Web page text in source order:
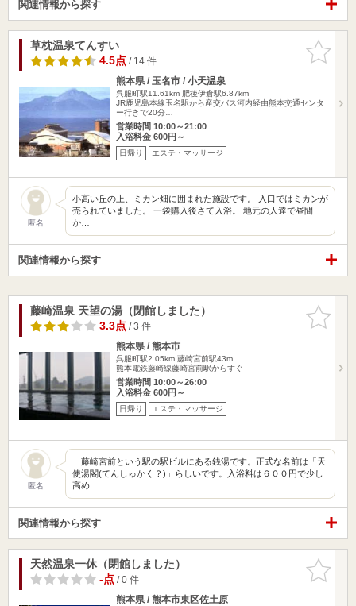
関連情報から探す
お気に入
りに追加
草枕温泉てんすい
4.5点/ 14 件
熊本県 / 玉名市 / 小天温泉
呉服町駅11.61km 肥後伊倉駅6.87km
JR鹿児島本線玉名駅から産交バス河内経由熊本交通センタ
ー行きで20分…
営業時間 10:00～21:00
入浴料金 600円～
日帰り エステ・マッサージ
匿名
小高い丘の上、ミカン畑に囲まれた施設です。 入口ではミカンが
売られていました。 一袋購入後さて入浴。 地元の人達で昼間
か…
関連情報から探す
お気に入
りに追加
藤崎温泉 天望の湯（閉館しました）
3.3点/ 3 件
熊本県 / 熊本市
呉服町駅2.05km 藤崎宮前駅43m
熊本電鉄藤崎線藤崎宮前駅からすぐ
営業時間 10:00～26:00
入浴料金 600円～
日帰り エステ・マッサージ
匿名
藤崎宮前という駅の駅ビルにある銭湯です。正式な名前は「天
使湯閣(てんしゅかく？)」らしいです。入浴料は６００円で少し
高め…
関連情報から探す
お気に入
りに追加
天然温泉一休（閉館しました）
-点/ 0 件
熊本県 / 熊本市東区佐土原